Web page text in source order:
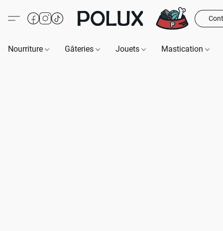
Nourriture Gâteries Jouets Mastication